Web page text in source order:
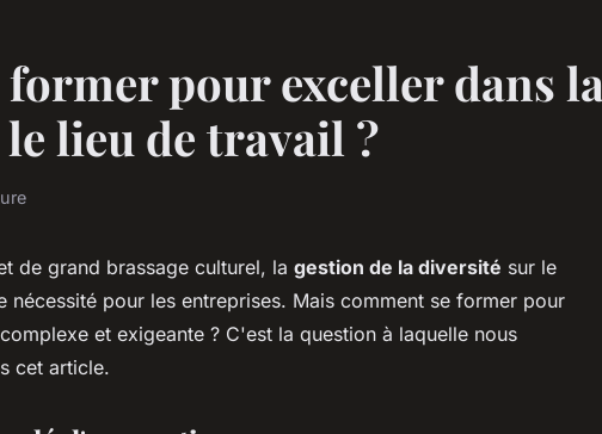
pour exceller dans
lieu de travail ?
de grand brassage culturel, la gestion de la diversité sur le
nécessité pour les entreprises. Mais comment se former pour
et exigeante ? C'est la question à laquelle nous
cet article.